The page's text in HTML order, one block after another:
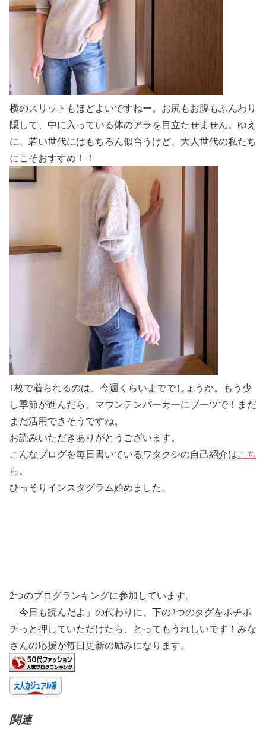
横のスリットもほどよいですねー。お尻もお腹もふんわり
隠して、中に入っている体のアラを目立たせません。ゆえ
に、若い世代にはもちろん似合うけど、大人世代の私たち
にこそおすすめ！！
1枚で着られるのは、今週くらいまででしょうか。もう少
し季節が進んだら、マウンテンパーカーにブーツで！まだ
まだ活用できそうですね。
お読みいただきありがとうございます。
こんなブログを毎日書いているワタクシの自己紹介はこち
ら。
ひっそりインスタグラム始めました。
2つのブログランキングに参加しています。
「今日も読んだよ」の代わりに、下の2つのタグをポチポ
チっと押していただけたら、とってもうれしいです！みな
さんの応援が毎日更新の励みになります。
関連